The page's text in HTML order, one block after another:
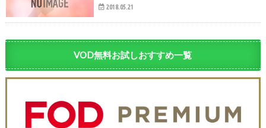
2018.05.21
VOD無料お試しおすすめ一覧